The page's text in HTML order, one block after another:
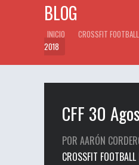
BLOG
INICIO CROSSFIT FOOTBALL
2018
CFF 30
POR AARÓN
CROSSFIT FOOTBALL